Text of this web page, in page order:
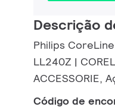
Descrição
Philips
LL240Z |
ACCESSORIE,
Código de